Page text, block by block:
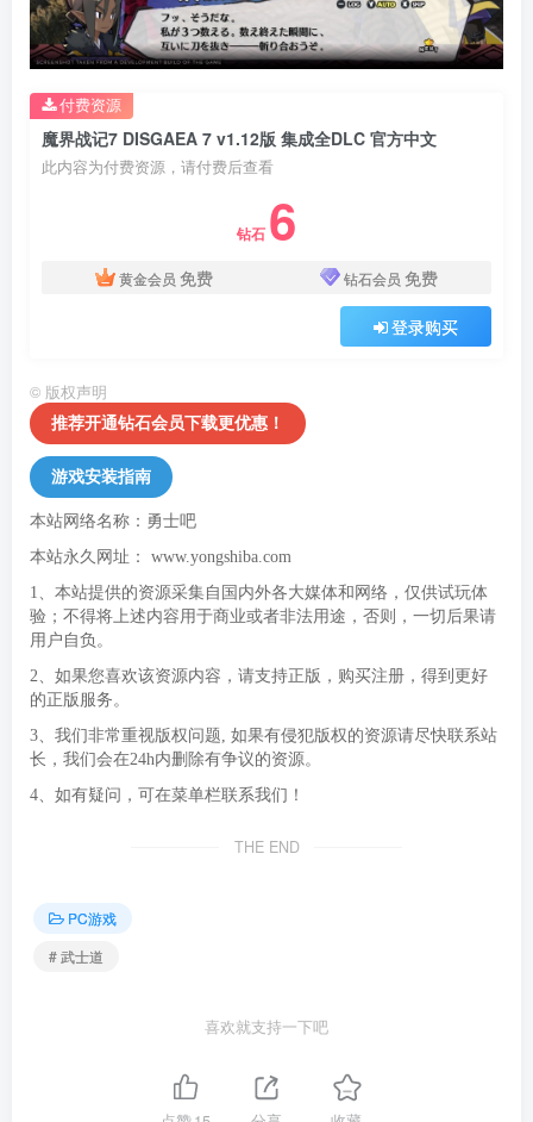
魔界战记7 DISGAEA 7 v1.12版 集成全DLC 官方中文
此内容为付费资源，请付费后查看
钻石 6
黄金会员 免费 钻石会员 免费
登录购买
付费资源
© 版权声明
推荐开通钻石会员下载更优惠！
游戏安装指南
本站网络名称：勇士吧
本站永久网址： www.yongshiba.com
1、本站提供的资源采集自国内外各大媒体和网络，仅供试玩体
验；不得将上述内容用于商业或者非法用途，否则，一切后果请
用户自负。
2、如果您喜欢该资源内容，请支持正版，购买注册，得到更好
的正版服务。
3、我们非常重视版权问题, 如果有侵犯版权的资源请尽快联系站
长，我们会在24h内删除有争议的资源。
4、如有疑问，可在菜单栏联系我们！
THE END
PC游戏
# 武士道
喜欢就支持一下吧